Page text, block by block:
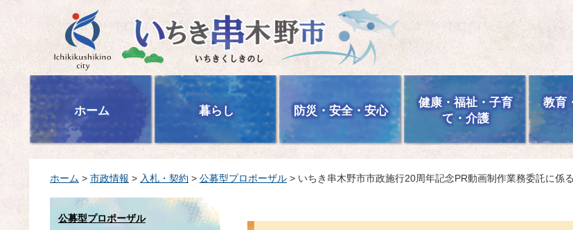
いちき串木野市
ホーム 暮らし 防災・安全・安心
健康・福祉・子育
て・介護
教育
ホーム > 市政情報 > 入札・契約 > 公募型プロポーザル > いちき串木野市市政施行20周年記念PR動画制作業務委託に係
公募型プロポーザル